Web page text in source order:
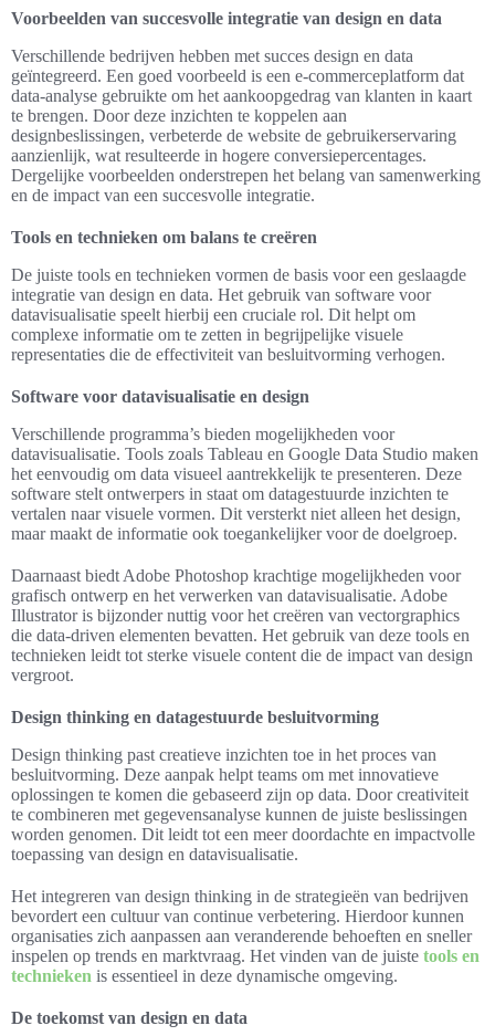
Voorbeelden van succesvolle integratie van design en data
Verschillende bedrijven hebben met succes design en data
geïntegreerd. Een goed voorbeeld is een e-commerceplatform dat
data-analyse gebruikte om het aankoopgedrag van klanten in kaart
te brengen. Door deze inzichten te koppelen aan
designbeslissingen, verbeterde de website de gebruikerservaring
aanzienlijk, wat resulteerde in hogere conversiepercentages.
Dergelijke voorbeelden onderstrepen het belang van samenwerking
en de impact van een succesvolle integratie.
Tools en technieken om balans te creëren
De juiste tools en technieken vormen de basis voor een geslaagde
integratie van design en data. Het gebruik van software voor
datavisualisatie speelt hierbij een cruciale rol. Dit helpt om
complexe informatie om te zetten in begrijpelijke visuele
representaties die de effectiviteit van besluitvorming verhogen.
Software voor datavisualisatie en design
Verschillende programma’s bieden mogelijkheden voor
datavisualisatie. Tools zoals Tableau en Google Data Studio maken
het eenvoudig om data visueel aantrekkelijk te presenteren. Deze
software stelt ontwerpers in staat om datagestuurde inzichten te
vertalen naar visuele vormen. Dit versterkt niet alleen het design,
maar maakt de informatie ook toegankelijker voor de doelgroep.
Daarnaast biedt Adobe Photoshop krachtige mogelijkheden voor
grafisch ontwerp en het verwerken van datavisualisatie. Adobe
Illustrator is bijzonder nuttig voor het creëren van vectorgraphics
die data-driven elementen bevatten. Het gebruik van deze tools en
technieken leidt tot sterke visuele content die de impact van design
vergroot.
Design thinking en datagestuurde besluitvorming
Design thinking past creatieve inzichten toe in het proces van
besluitvorming. Deze aanpak helpt teams om met innovatieve
oplossingen te komen die gebaseerd zijn op data. Door creativiteit
te combineren met gegevensanalyse kunnen de juiste beslissingen
worden genomen. Dit leidt tot een meer doordachte en impactvolle
toepassing van design en datavisualisatie.
Het integreren van design thinking in de strategieën van bedrijven
bevordert een cultuur van continue verbetering. Hierdoor kunnen
organisaties zich aanpassen aan veranderende behoeften en sneller
inspelen op trends en marktvraag. Het vinden van de juiste tools en
technieken is essentieel in deze dynamische omgeving.
De toekomst van design en data